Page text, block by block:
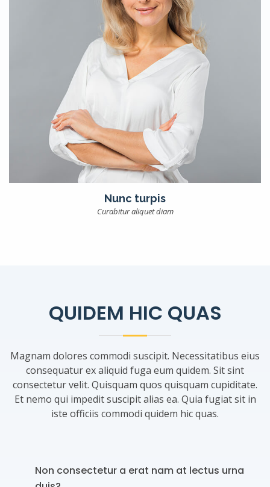
Nunc turpis
Curabitur aliquet diam
QUIDEM HIC QUAS
Magnam dolores commodi suscipit. Necessitatibus eius
consequatur ex aliquid fuga eum quidem. Sit sint
consectetur velit. Quisquam quos quisquam cupiditate.
Et nemo qui impedit suscipit alias ea. Quia fugiat sit in
iste officiis commodi quidem hic quas.
Non consectetur a erat nam at lectus urna